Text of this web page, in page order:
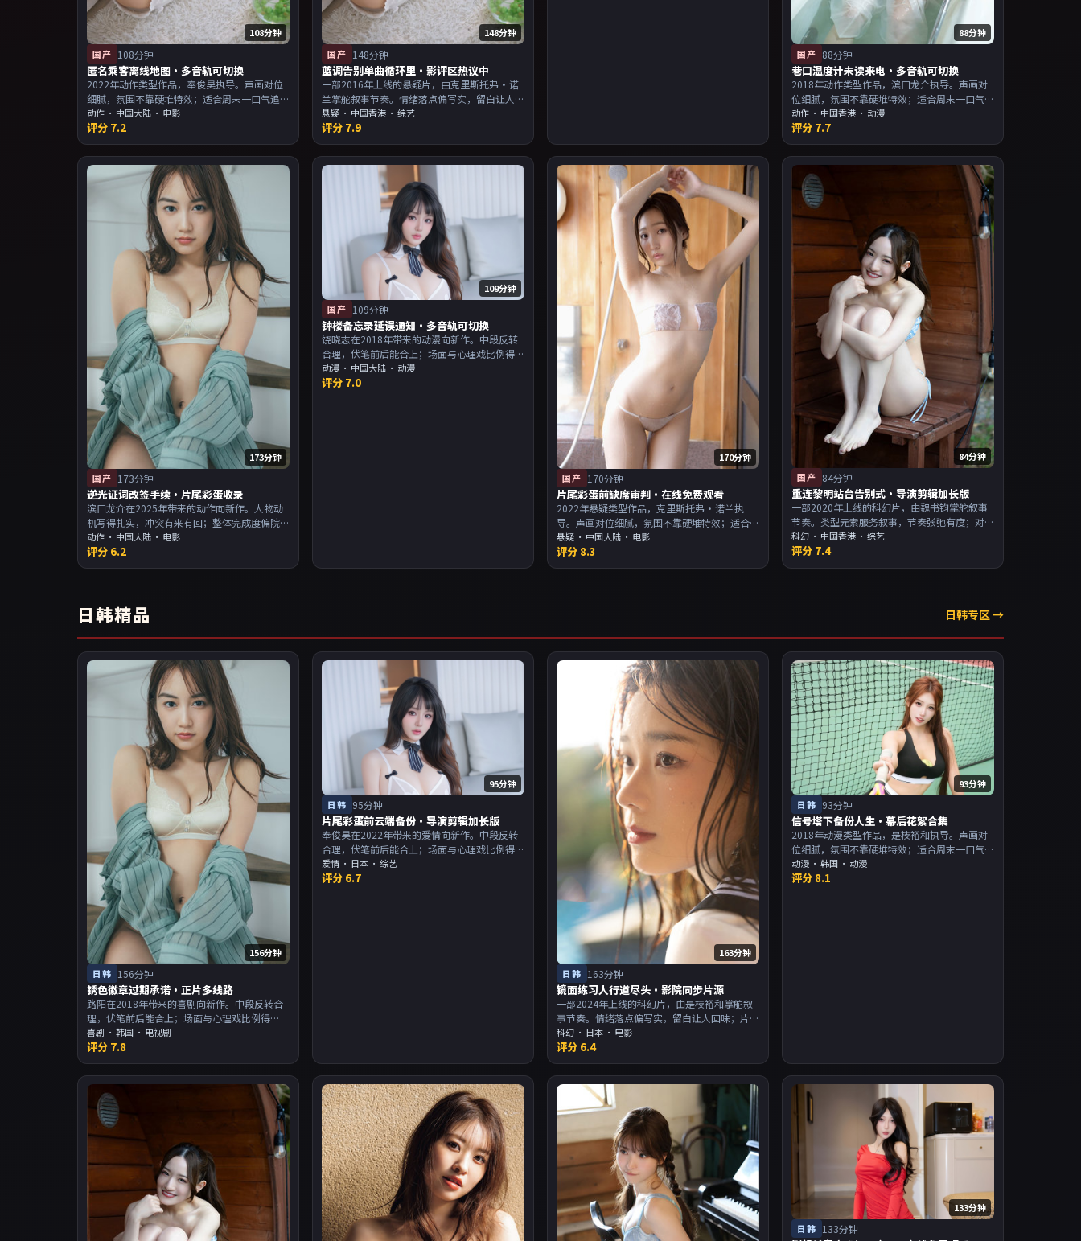
108分钟
国产 108分钟
匿名乘客离线地图·多音轨可切换
2022年动作类型作品，奉俊昊执导。声画对位
细腻，氛围不靠硬堆特效；适合周末一口气追
完。主演以演技派为主，适合喜欢强叙事与人
物关系的观众加入片单。
动作 · 中国大陆 · 电影
评分 7.2
148分钟
国产 148分钟
蓝调告别单曲循环里·影评区热议中
一部2016年上线的悬疑片，由克里斯托弗·诺
兰掌舵叙事节奏。情绪落点偏写实，留白让人
回味；片尾余韵足，讨论空间大。主演以演技
派为主，适合喜欢强叙事与人物关系的观众加
入片单。
悬疑 · 中国香港 · 综艺
评分 7.9
88分钟
国产 88分钟
巷口温度计未读来电·多音轨可切换
2018年动作类型作品，滨口龙介执导。声画对
位细腻，氛围不靠硬堆特效；适合周末一口气
追完。主演以演技派为主，适合喜欢强叙事与
人物关系的观众加入片单。
动作 · 中国香港 · 动漫
评分 7.7
173分钟
国产 173分钟
逆光证词改签手续·片尾彩蛋收录
滨口龙介在2025年带来的动作向新作。人物动
机写得扎实，冲突有来有回；整体完成度偏院
线质感。主演以演技派为主，适合喜欢强叙事
与人物关系的观众加入片单。
动作 · 中国大陆 · 电影
评分 6.2
109分钟
国产 109分钟
钟楼备忘录延误通知·多音轨可切换
饶晓志在2018年带来的动漫向新作。中段反转
合理，伏笔前后能合上；场面与心理戏比例得
当。主演以演技派为主，适合喜欢强叙事与人
物关系的观众加入片单。
动漫 · 中国大陆 · 动漫
评分 7.0
170分钟
国产 170分钟
片尾彩蛋前缺席审判·在线免费观看
2022年悬疑类型作品，克里斯托弗·诺兰执
导。声画对位细腻，氛围不靠硬堆特效；适合
周末一口气追完。主演以演技派为主，适合喜
欢强叙事与人物关系的观众加入片单。
悬疑 · 中国大陆 · 电影
评分 8.3
84分钟
国产 84分钟
重连黎明站台告别式·导演剪辑加长版
一部2020年上线的科幻片，由魏书钧掌舵叙事
节奏。类型元素服务叙事，节奏张弛有度；对
白密度高，留意潜台词。主演以演技派为主，
适合喜欢强叙事与人物关系的观众加入片单。
科幻 · 中国香港 · 综艺
评分 7.4
日韩精品 日韩专区 →
156分钟
日韩 156分钟
锈色徽章过期承诺·正片多线路
路阳在2018年带来的喜剧向新作。中段反转合
理，伏笔前后能合上；场面与心理戏比例得
当。主演以演技派为主，适合喜欢强叙事与人
物关系的观众加入片单。
喜剧 ·韩国 · 电视剧
评分 7.8
95分钟
日韩 95分钟
片尾彩蛋前云端备份·导演剪辑加长版
奉俊昊在2022年带来的爱情向新作。中段反转
合理，伏笔前后能合上；场面与心理戏比例得
当。主演以演技派为主，适合喜欢强叙事与人
物关系的观众加入片单。
爱情 · 日本 · 综艺
评分 6.7
163分钟
日韩 163分钟
镜面练习人行道尽头·影院同步片源
一部2024年上线的科幻片，由是枝裕和掌舵叙
事节奏。情绪落点偏写实，留白让人回味；片
尾余韵足，讨论空间大。主演以演技派为主，
适合喜欢强叙事与人物关系的观众加入片单。
科幻 · 日本 · 电影
评分 6.4
93分钟
日韩 93分钟
信号塔下备份人生·幕后花絮合集
2018年动漫类型作品，是枝裕和执导。声画对
位细腻，氛围不靠硬堆特效；适合周末一口气
追完。主演以演技派为主，适合喜欢强叙事与
人物关系的观众加入片单。
动漫 ·韩国 · 动漫
评分 8.1
133分钟
日韩 133分钟